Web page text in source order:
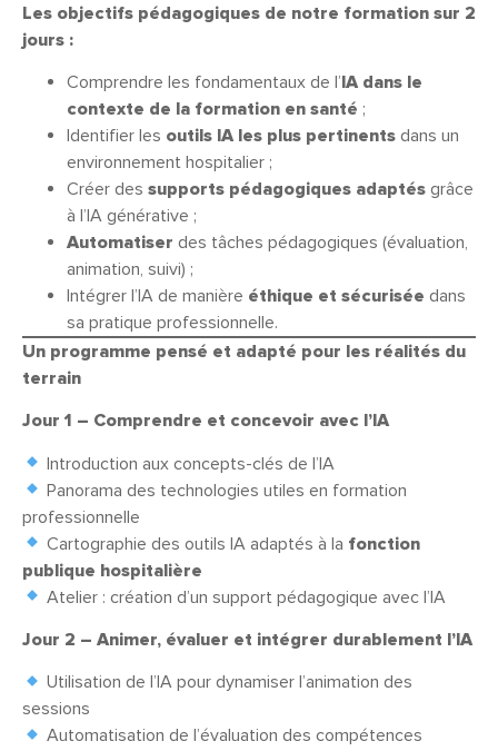
Les objectifs pédagogiques de notre formation sur 2
jours :
Comprendre les fondamentaux de l’IA dans le
contexte de la formation en santé ;
Identifier les outils IA les plus pertinents dans un
environnement hospitalier ;
Créer des supports pédagogiques adaptés grâce
à l’IA générative ;
Automatiser des tâches pédagogiques (évaluation,
animation, suivi) ;
Intégrer l’IA de manière éthique et sécurisée dans
sa pratique professionnelle.
Un programme pensé et adapté pour les réalités du
terrain
Jour 1 – Comprendre et concevoir avec l’IA
Introduction aux concepts-clés de l’IA
Panorama des technologies utiles en formation
professionnelle
Cartographie des outils IA adaptés à la fonction
publique hospitalière
Atelier : création d’un support pédagogique avec l’IA
Jour 2 – Animer, évaluer et intégrer durablement l’IA
Utilisation de l’IA pour dynamiser l’animation des
sessions
Automatisation de l’évaluation des compétences